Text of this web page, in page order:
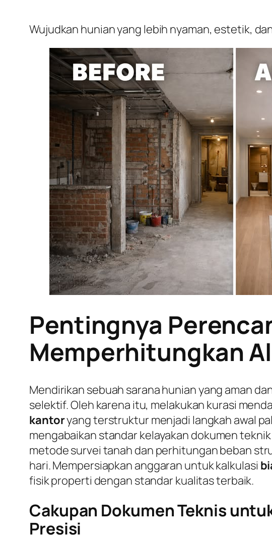
Wujudkan hunian yang lebih nyaman, estetik,
Pentingnya
Memperhitungkan
Mendirikan sebuah sarana hunian yang aman
selektif. Oleh karena itu, melakukan kurasi
kantoryang terstruktur menjadi langkah awal
mengabaikan standar kelayakan dokumen
metode survei tanah dan perhitungan beban
hari. Mempersiapkan anggaran untuk kalkulasi
fisik properti dengan standar kualitas terbaik.
Cakupan Dokumen Teknis
Presisi